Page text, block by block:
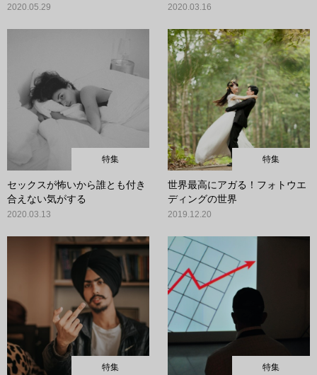
2020.05.29 2020.03.16
特集
セックスが怖いから誰とも付き
合えない気がする
2020.03.13
特集
世界最高にアガる！フォトウエ
ディングの世界
2019.12.20
特集 特集